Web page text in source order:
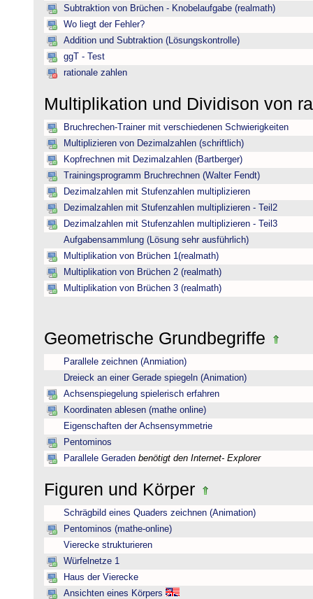
Subtraktion von Brüchen - Knobelaufgabe (realmath)
Wo liegt der Fehler?
Addition und Subtraktion (Lösungskontrolle)
ggT - Test
rationale zahlen
Multiplikation und Dividison von
Bruchrechen-Trainer mit verschiedenen Schwierigkeiten
Multiplizieren von Dezimalzahlen (schriftlich)
Kopfrechnen mit Dezimalzahlen (Bartberger)
Trainingsprogramm Bruchrechnen (Walter Fendt)
Dezimalzahlen mit Stufenzahlen multiplizieren
Dezimalzahlen mit Stufenzahlen multiplizieren - Teil2
Dezimalzahlen mit Stufenzahlen multiplizieren - Teil3
Aufgabensammlung (Lösung sehr ausführlich)
Multiplikation von Brüchen 1(realmath)
Multiplikation von Brüchen 2 (realmath)
Multiplikation von Brüchen 3 (realmath)
Geometrische Grundbegriffe
Parallele zeichnen (Anmiation)
Dreieck an einer Gerade spiegeln (Animation)
Achsenspiegelung spielerisch erfahren
Koordinaten ablesen (mathe online)
Eigenschaften der Achsensymmetrie
Pentominos
Parallele Geraden benötigt den Internet- Explorer
Figuren und Körper
Schrägbild eines Quaders zeichnen (Animation)
Pentominos (mathe-online)
Vierecke strukturieren
Würfelnetze 1
Haus der Vierecke
Ansichten eines Körpers